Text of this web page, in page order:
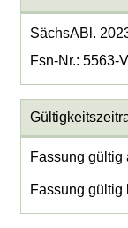
SächsABl.
Fsn-Nr.: 5563-
Fassung gültig
Fassung gültig